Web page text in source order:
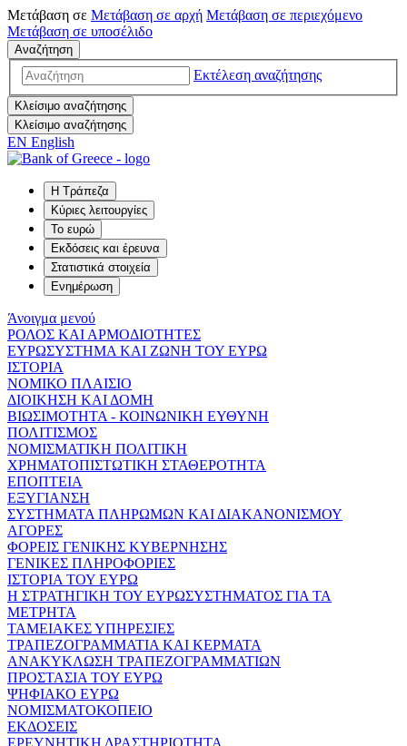
Μετάβαση σε Μετάβαση σε αρχή Μετάβαση σε περιεχόμενο
Μετάβαση σε υποσέλιδο
Αναζήτηση
Εκτέλεση αναζήτησης
Κλείσιμο αναζήτησης
Κλείσιμο αναζήτησης
EN English
Η Τράπεζα
Κύριες λειτουργίες
Το ευρώ
Εκδόσεις και έρευνα
Στατιστικά στοιχεία
Ενημέρωση
Άνοιγμα μενού
ΡΟΛΟΣ ΚΑΙ ΑΡΜΟΔΙΟΤΗΤΕΣ
ΕΥΡΩΣΥΣΤΗΜΑ ΚΑΙ ΖΩΝΗ ΤΟΥ ΕΥΡΩ
ΙΣΤΟΡΙΑ
ΝΟΜΙΚΟ ΠΛΑΙΣΙΟ
ΔΙΟΙΚΗΣΗ ΚΑΙ ΔΟΜΗ
ΒΙΩΣΙΜΟΤΗΤΑ - ΚΟΙΝΩΝΙΚΗ ΕΥΘΥΝΗ
ΠΟΛΙΤΙΣΜΟΣ
ΝΟΜΙΣΜΑΤΙΚΗ ΠΟΛΙΤΙΚΗ
ΧΡΗΜΑΤΟΠΙΣΤΩΤΙΚΗ ΣΤΑΘΕΡΟΤΗΤΑ
ΕΠΟΠΤΕΙΑ
ΕΞΥΓΙΑΝΣΗ
ΣΥΣΤΗΜΑΤΑ ΠΛΗΡΩΜΩΝ ΚΑΙ ΔΙΑΚΑΝΟΝΙΣΜΟΥ
ΑΓΟΡΕΣ
ΦΟΡΕΙΣ ΓΕΝΙΚΗΣ ΚΥΒΕΡΝΗΣΗΣ
ΓΕΝΙΚΕΣ ΠΛΗΡΟΦΟΡΙΕΣ
ΙΣΤΟΡΙΑ ΤΟΥ ΕΥΡΩ
Η ΣΤΡΑΤΗΓΙΚΗ ΤΟΥ ΕΥΡΩΣΥΣΤΗΜΑΤΟΣ ΓΙΑ ΤΑ
ΜΕΤΡΗΤΑ
ΤΑΜΕΙΑΚΕΣ ΥΠΗΡΕΣΙΕΣ
ΤΡΑΠΕΖΟΓΡΑΜΜΑΤΙΑ ΚΑΙ ΚΕΡΜΑΤΑ
ΑΝΑΚΥΚΛΩΣΗ ΤΡΑΠΕΖΟΓΡΑΜΜΑΤΙΩΝ
ΠΡΟΣΤΑΣΙΑ ΤΟΥ ΕΥΡΩ
ΨΗΦΙΑΚΟ ΕΥΡΩ
ΝΟΜΙΣΜΑΤΟΚΟΠΕΙΟ
ΕΚΔΟΣΕΙΣ
ΕΡΕΥΝΗΤΙΚΗ ΔΡΑΣΤΗΡΙΟΤΗΤΑ